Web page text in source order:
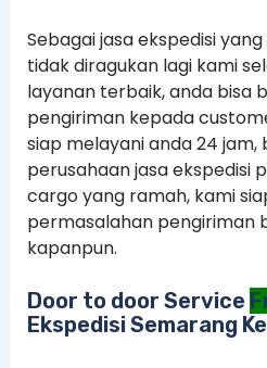
Sebagai jasa ekspedisi
tidak diragukan lagi kami
layanan terbaik, anda bisa
pengiriman kepada
siap melayani anda 24 jam,
perusahaan jasa ekspedisi
cargo yang ramah, kami
permasalahan pengiriman
kapanpun.
Door to door Service
Ekspedisi Semarang